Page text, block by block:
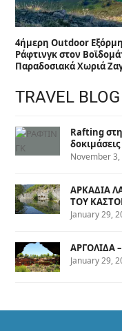
4ήμερη Outdoor
Ράφτινγκ στον
Παραδοσιακά Χωριά
TRAVEL BLOG
Rafting
δοκιμάσεις
November 3,
ΑΡΚΑΔΙΑ
ΤΟΥ
January 29,
ΑΡΓΟΛΙΔΑ
January 29,